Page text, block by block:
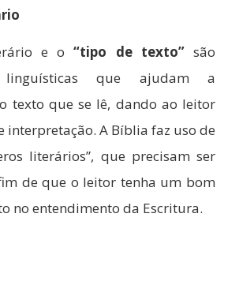
e o“tipo de texto”são
linguísticas que ajudam a
texto que se lê, dando ao leitor
interpretação. A Bíblia faz uso de
literários”, que precisam ser
de que o leitor tenha um bom
no entendimento da Escritura.